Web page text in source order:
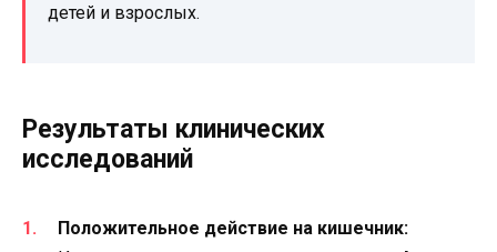
детей и взрослых.
Результаты клинических
исследований
Положительное действие на кишечник: